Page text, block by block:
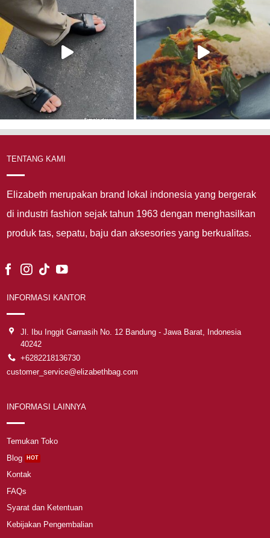
TENTANG KAMI
Elizabeth merupakan brand lokal indonesia yang bergerak
di industri fashion sejak tahun 1963 dengan menghasilkan
produk tas, sepatu, baju dan aksesories yang berkualitas.
INFORMASI KANTOR
Jl. Ibu Inggit Garnasih No. 12 Bandung - Jawa Barat, Indonesia
40242
+6282218136730
customer_service@elizabethbag.com
INFORMASI LAINNYA
Temukan Toko
Blog
Kontak
FAQs
Syarat dan Ketentuan
Kebijakan Pengembalian